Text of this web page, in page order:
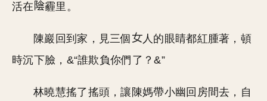
活在
霾里。
陳巖回到家，見三個
人的眼睛都紅腫著，頓
時沉下臉，&“誰欺負你們了？&”
林曉慧搖了搖頭，讓陳媽帶小幽回房間去，自